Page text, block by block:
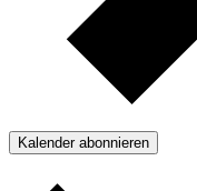
Kalender abonnieren